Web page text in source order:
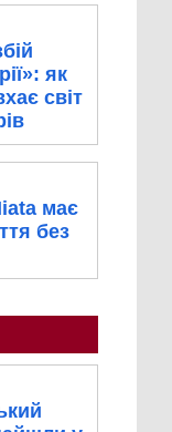
як
світ
має
без